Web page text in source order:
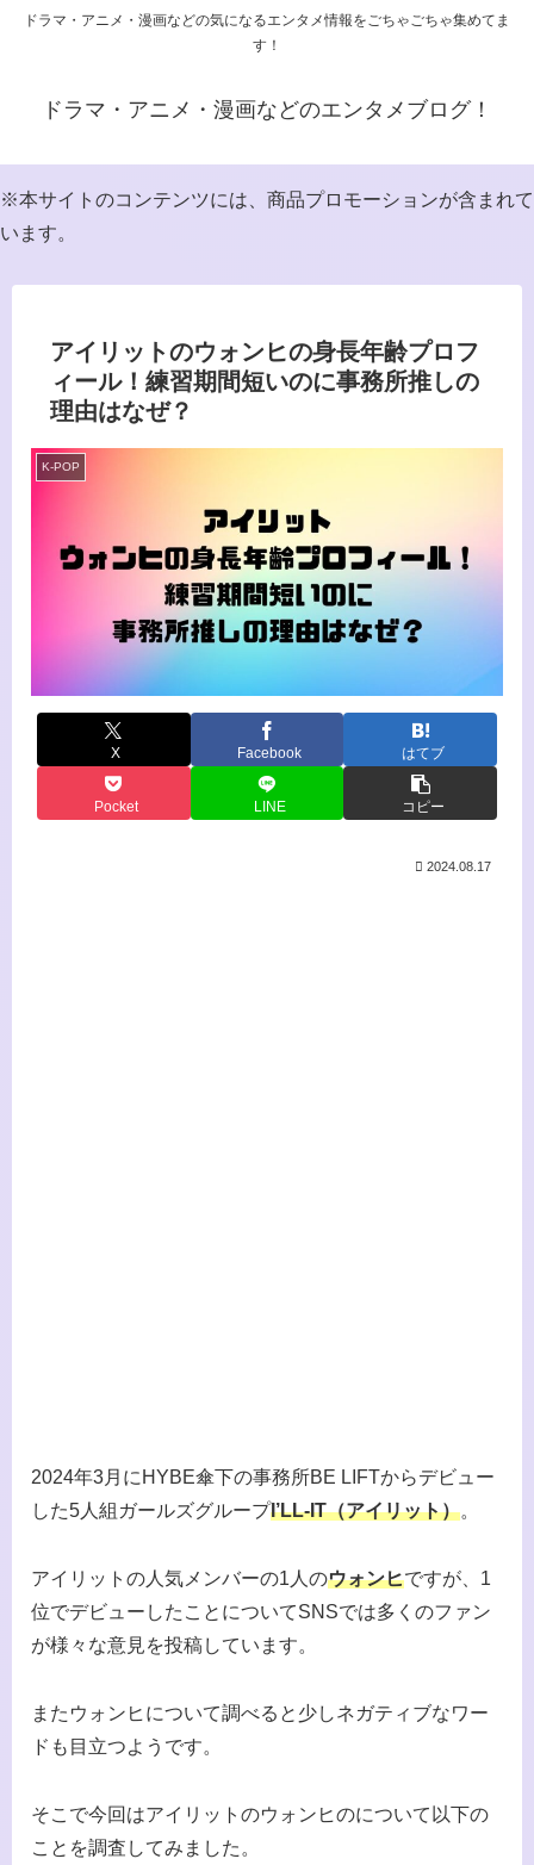
ドラマ・アニメ・漫画などの気になるエンタメ情報をごちゃごちゃ集めてま
す！
ドラマ・アニメ・漫画などのエンタメブログ！
※本サイトのコンテンツには、商品プロモーションが含まれて
います。
アイリットのウォンヒの身長年齢プロフ
ィール！練習期間短いのに事務所推しの
理由はなぜ？
K-POP
X Facebook はてブ
Pocket LINE コピー
2024.08.17
2024年3月にHYBE傘下の事務所BE LIFTからデビュー
した5人組ガールズグループI’LL-IT（アイリット）。
アイリットの人気メンバーの1人のウォンヒですが、1
位でデビューしたことについてSNSでは多くのファン
が様々な意見を投稿しています。
またウォンヒについて調べると少しネガティブなワー
ドも目立つようです。
そこで今回はアイリットのウォンヒのについて以下の
ことを調査してみました。